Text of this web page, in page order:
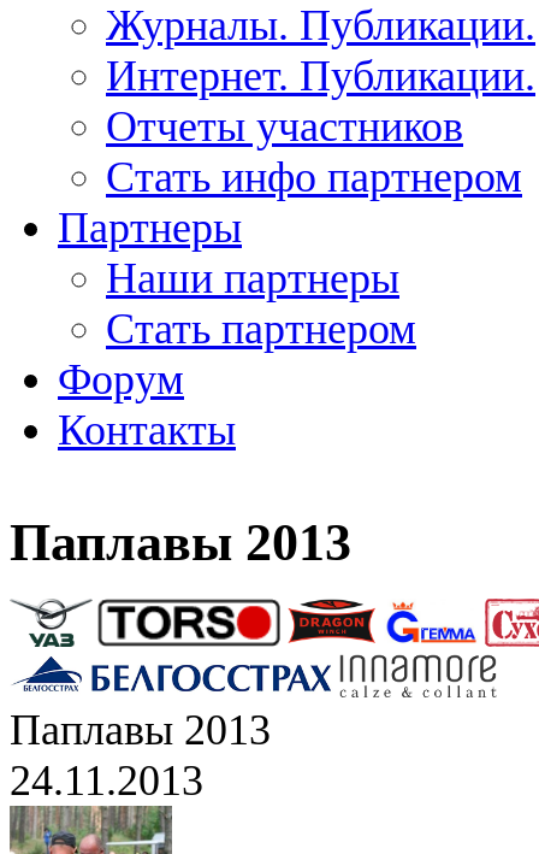
Журналы. Публикации.
Интернет. Публикации.
Отчеты участников
Стать инфо партнером
Партнеры
Наши партнеры
Стать партнером
Форум
Контакты
Паплавы 2013
Паплавы 2013
24.11.2013